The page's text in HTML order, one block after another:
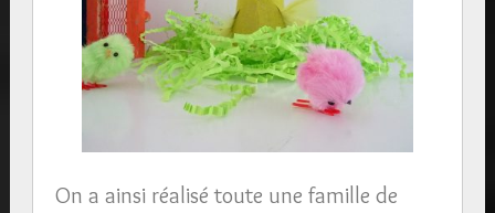
On a ainsi réalisé toute une famille de